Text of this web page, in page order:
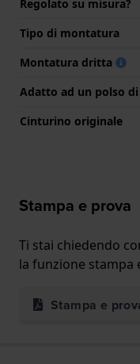
Regolato su misura?
Tipo di montatura
Montatura dritta
Adatto ad un polso di
Cinturino originale
Stampa e prova
Ti stai chiedendo
la funzione stampa
Stampa e